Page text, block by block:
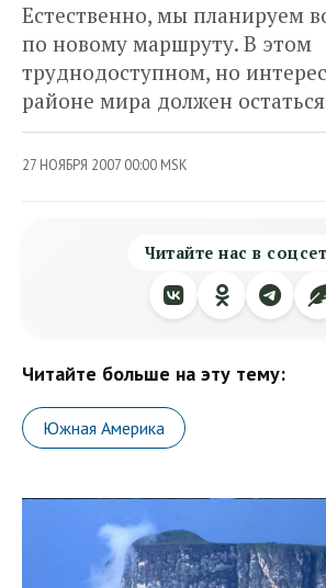
Естественно, мы планируем
по новому маршруту. В этом
труднодоступном, но
районе мира должен
27 НОЯБРЯ 2007 00:00 MSK
Читайте нас в
Читайте больше на эту тему:
Южная Америка